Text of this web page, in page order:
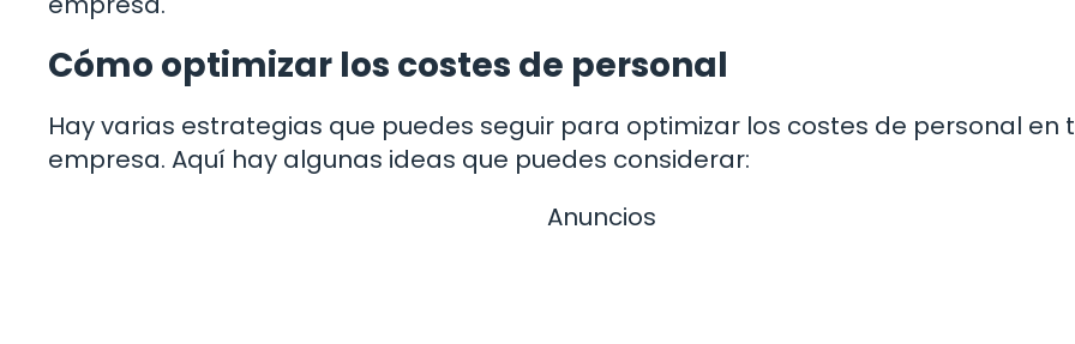
Cómo optimizar los costes de personal
Hay varias estrategias que puedes seguir para optimizar los costes de personal en
empresa. Aquí hay algunas ideas que puedes considerar:
Anuncios